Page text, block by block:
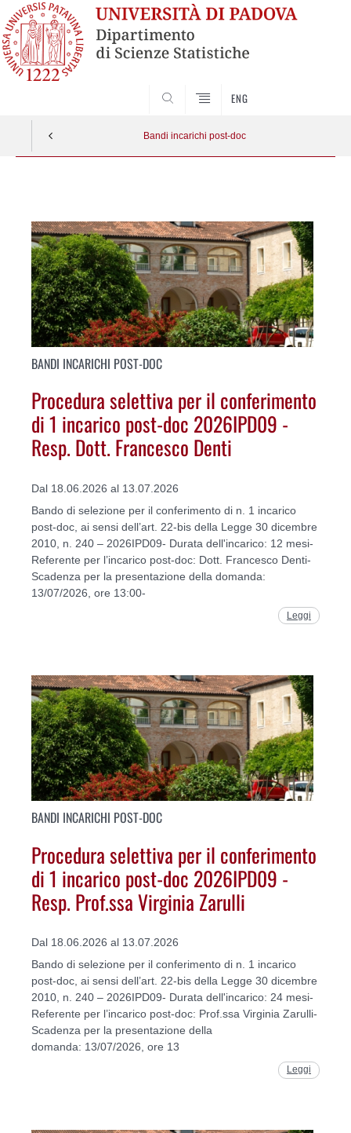
ENG
Bandi incarichi post-doc
contenuto
BANDI INCARICHI POST-DOC
Procedura selettiva per il conferimento
di 1 incarico post-doc 2026IPD09 -
Resp. Dott. Francesco Denti
Dal 18.06.2026 al 13.07.2026
Bando di selezione per il conferimento di n. 1 incarico
post-doc, ai sensi dell’art. 22-bis della Legge 30 dicembre
2010, n. 240 – 2026IPD09- Durata dell'incarico: 12 mesi-
Referente per l’incarico post-doc: Dott. Francesco Denti-
Scadenza per la presentazione della domanda:
13/07/2026, ore 13:00-
Leggi
BANDI INCARICHI POST-DOC
Procedura selettiva per il conferimento
di 1 incarico post-doc 2026IPD09 -
Resp. Prof.ssa Virginia Zarulli
Dal 18.06.2026 al 13.07.2026
Bando di selezione per il conferimento di n. 1 incarico
post-doc, ai sensi dell’art. 22-bis della Legge 30 dicembre
2010, n. 240 – 2026IPD09- Durata dell'incarico: 24 mesi-
Referente per l’incarico post-doc: Prof.ssa Virginia Zarulli-
Scadenza per la presentazione della
domanda: 13/07/2026, ore 13
Leggi